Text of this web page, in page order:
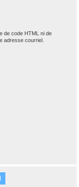
de code HTML ni de
adresse courriel.